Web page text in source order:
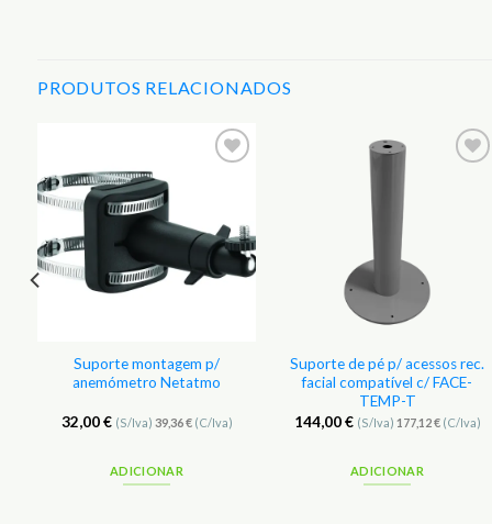
PRODUTOS RELACIONADOS
Suporte montagem p/
anemómetro Netatmo
32,00€ (S/Iva) 39,36€(C/Iva)
ADICIONAR
Suporte de pé p/ acessos rec.
facial compatível c/ FACE-
TEMP-T
144,00€ (S/Iva) 177,12€(C/Iva)
ADICIONAR